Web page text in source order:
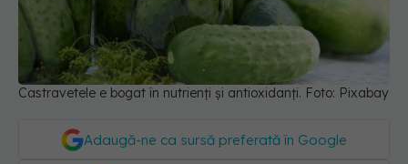
Castravetele e bogat în nutrienți și antioxidanți. Foto: Pixabay
Adaugă-ne ca sursă preferată în Google